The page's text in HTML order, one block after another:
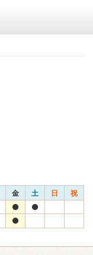
金 土 日 祝